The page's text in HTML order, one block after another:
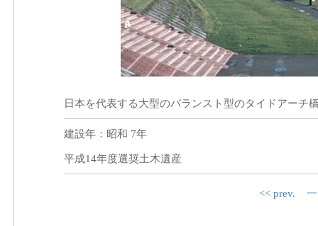
日本を代表する大型のバランスト型のタイドアーチ
建設年：昭和 7年
平成14年度選奨土木遺産
<< prev.